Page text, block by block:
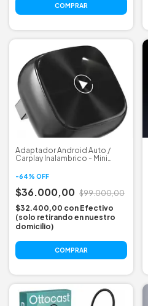
Adaptador Android Auto /
Carplay Inalambrico - Mini
-64% OFF
$36.000,00 $99.000,00
$32.400,00 con Efectivo
(solo retirando en nuestro
domicilio)